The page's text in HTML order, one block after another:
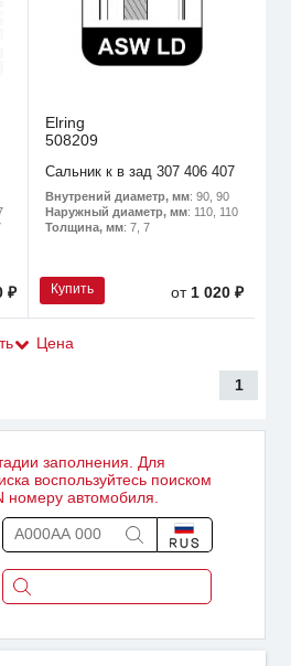
₽
Elring
508209
Сальник к в зад 307 406 407
Внутрений диаметр, мм: 90, 90
Наружный диаметр, мм: 110, 110
Толщина, мм: 7, 7
Купить от 1 020 ₽
Цена
1
заполнения. Для
воспользуйтесь поиском
номеру автомобиля.